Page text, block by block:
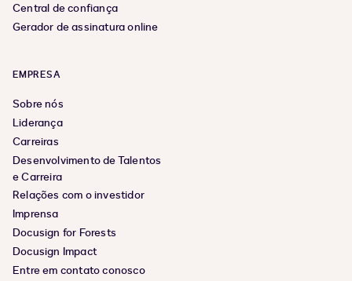
Central de confiança
Gerador de assinatura online
EMPRESA
Sobre nós
Liderança
Carreiras
Desenvolvimento de Talentos
e Carreira
Relações com o investidor
Imprensa
Docusign for Forests
Docusign Impact
Entre em contato conosco